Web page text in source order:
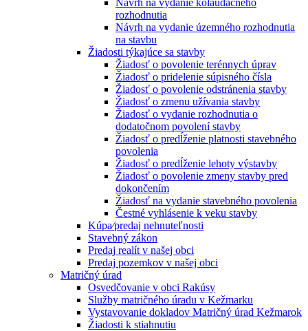
Návrh na vydanie kolaudačného
rozhodnutia
Návrh na vydanie územného rozhodnutia
na stavbu
Žiadosti týkajúce sa stavby
Žiadosť o povolenie terénnych úprav
Žiadosť o pridelenie súpisného čísla
Žiadosť o povolenie odstránenia stavby
Žiadosť o zmenu užívania stavby
Žiadosť o vydanie rozhodnutia o
dodatočnom povolení stavby
Žiadosť o predĺženie platnosti stavebného
povolenia
Žiadosť o predĺženie lehoty výstavby
Žiadosť o povolenie zmeny stavby pred
dokončením
Žiadosť na vydanie stavebného povolenia
Čestné vyhlásenie k veku stavby
Kúpa⁄predaj nehnuteľnosti
Stavebný zákon
Predaj realít v našej obci
Predaj pozemkov v našej obci
Matričný úrad
Osvedčovanie v obci Rakúsy
Služby matričného úradu v Kežmarku
Vystavovanie dokladov Matričný úrad Kežmarok
Žiadosti k stiahnutiu